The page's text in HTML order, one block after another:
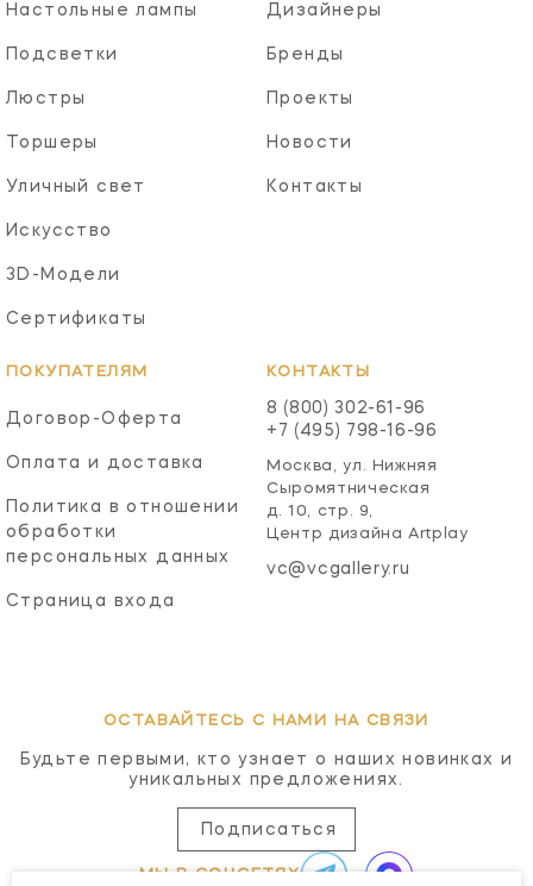
Настольные лампы
Подсветки
Люстры
Торшеры
Уличный свет
Искусство
3D-Модели
Сертификаты
Дизайнеры
Бренды
Проекты
Новости
Контакты
ПОКУПАТЕЛЯМ
Договор-Оферта
Оплата и доставка
Политика в отношении
обработки
персональных данных
Страница входа
КОНТАКТЫ
8 (800) 302-61-96
+7 (495) 798-16-96
Москва, ул. Нижняя
Сыромятническая
д. 10, стр. 9,
Центр дизайна Artplay
vc@vcgallery.ru
ОСТАВАЙТЕСЬ С НАМИ НА СВЯЗИ
Будьте первыми, кто узнает о наших новинках и
уникальных предложениях.
Подписаться
МЫ В СОЦСЕТЯХ